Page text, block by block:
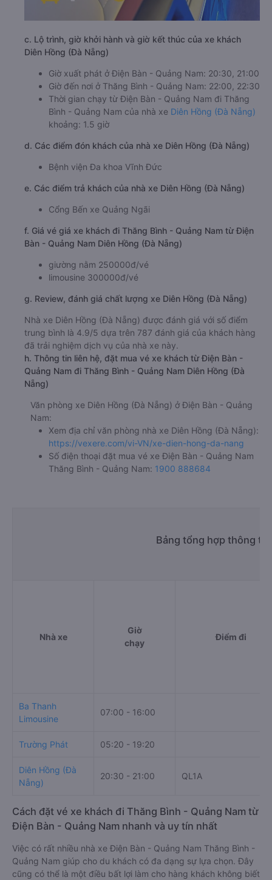
c. Lộ trình, giờ khởi hành và giờ kết thúc của xe khách
Diên Hồng (Đà Nẵng)
Giờ xuất phát ở Điện Bàn - Quảng Nam: 20:30, 21:00
Giờ đến nơi ở Thăng Bình - Quảng Nam: 22:00, 22:30
Thời gian chạy từ Điện Bàn - Quảng Nam đi Thăng
Bình - Quảng Nam của nhà xe Diên Hồng (Đà Nẵng)
khoảng: 1.5 giờ
d. Các điểm đón khách của nhà xe Diên Hồng (Đà Nẵng)
Bệnh viện Đa khoa Vĩnh Đức
e. Các điểm trả khách của nhà xe Diên Hồng (Đà Nẵng)
Cổng Bến xe Quảng Ngãi
f. Giá vé giá xe khách đi Thăng Bình - Quảng Nam từ Điện
Bàn - Quảng Nam Diên Hồng (Đà Nẵng)
giường nằm 250000đ/vé
limousine 300000đ/vé
g. Review, đánh giá chất lượng xe Diên Hồng (Đà Nẵng)
Nhà xe Diên Hồng (Đà Nẵng) được đánh giá với số điểm
trung bình là 4.9/5 dựa trên 787 đánh giá của khách hàng
đã trải nghiệm dịch vụ của nhà xe này.
h. Thông tin liên hệ, đặt mua vé xe khách từ Điện Bàn -
Quảng Nam đi Thăng Bình - Quảng Nam Diên Hồng (Đà
Nẵng)
Văn phòng xe Diên Hồng (Đà Nẵng) ở Điện Bàn - Quảng
Nam:
Xem địa chỉ văn phòng nhà xe Diên Hồng (Đà Nẵng):
https://vexere.com/vi-VN/xe-dien-hong-da-nang
Số điện thoại đặt mua vé xe Điện Bàn - Quảng Nam
Thăng Bình - Quảng Nam: 1900 888684
Bảng tổng hợp thông
Nhà xe
Giờ
chạy
Điểm đi
Ba Thanh
Limousine
07:00 - 16:00
Trường Phát 05:20 - 19:20
Diên Hồng (Đà
Nẵng)
20:30 - 21:00 QL1A
Cách đặt vé xe khách đi Thăng Bình - Quảng Nam từ
Điện Bàn - Quảng Nam nhanh và uy tín nhất
Việc có rất nhiều nhà xe Điện Bàn - Quảng Nam Thăng Bình -
Quảng Nam giúp cho du khách có đa dạng sự lựa chọn. Đây
cũng có thể là một điều bất lợi làm cho hàng khách không biết